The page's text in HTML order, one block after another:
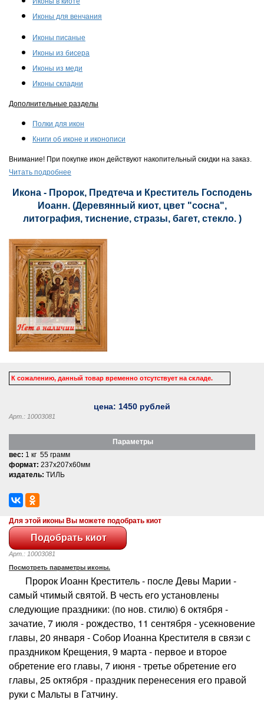
Иконы для венчания
Иконы писаные
Иконы из бисера
Иконы из меди
Иконы складни
Дополнительные разделы
Полки для икон
Книги об иконе и иконописи
Внимание! При покупке икон действуют накопительный скидки на заказ.
Читать подробнее
Икона - Пророк, Предтеча и Креститель Господень
Иоанн. (Деревянный киот, цвет "сосна",
литография, тиснение, стразы, багет, стекло. )
К сожалению, данный товар временно отсутствует на складе.
цена: 1450 рублей
Арт.: 10003081
Параметры
вес: 1 кг 55 грамм
формат: 237x207x60мм
издатель: ТИЛЬ
Для этой иконы Вы можете подобрать киот
Арт.: 10003081
Посмотреть параметры иконы.
Пророк Иоанн Креститель - после Девы Марии -
самый чтимый святой. В честь его установлены
следующие праздники: (по нов. стилю) 6 октября -
зачатие, 7 июля - рождество, 11 сентября - усекновение
главы, 20 января - Собор Иоанна Крестителя в связи с
праздником Крещения, 9 марта - первое и второе
обретение его главы, 7 июня - третье обретение его
главы, 25 октября - праздник перенесения его правой
руки с Мальты в Гатчину.